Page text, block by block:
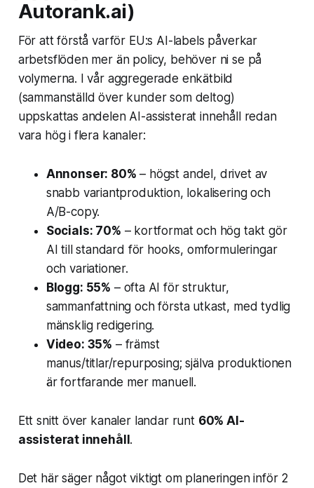
Autorank.ai)
För att förstå varför EU:s AI-labels påverkar
arbetsflöden mer än policy, behöver ni se på
volymerna. I vår aggregerade enkätbild
(sammanställd över kunder som deltog)
uppskattas andelen AI-assisterat innehåll redan
vara hög i flera kanaler:
Annonser: 80% – högst andel, drivet av
snabb variantproduktion, lokalisering och
A/B-copy.
Socials: 70% – kortformat och hög takt gör
AI till standard för hooks, omformuleringar
och variationer.
Blogg: 55% – ofta AI för struktur,
sammanfattning och första utkast, med tydlig
mänsklig redigering.
Video: 35% – främst
manus/titlar/repurposing; själva produktionen
är fortfarande mer manuell.
Ett snitt över kanaler landar runt 60% AI-
assisterat innehåll .
Det här säger något viktigt om planeringen inför 2